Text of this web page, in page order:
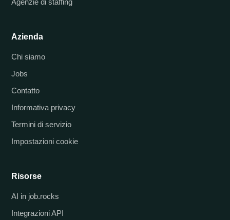
Agenzie di staffing
Azienda
Chi siamo
Jobs
Contatto
Informativa privacy
Termini di servizio
Impostazioni cookie
Risorse
AI in job.rocks
Integrazioni API